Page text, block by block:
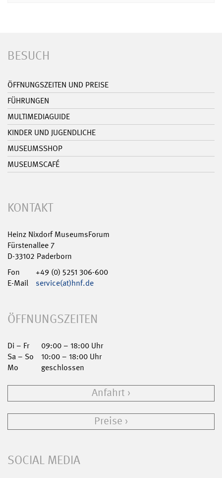
BESUCH
ÖFFNUNGSZEITEN UND PREISE
FÜHRUNGEN
MULTIMEDIAGUIDE
KINDER UND JUGENDLICHE
MUSEUMSSHOP
MUSEUMSCAFÉ
KONTAKT
Heinz Nixdorf MuseumsForum
Fürstenallee 7
D-33102 Paderborn
Fon
+49 (0) 5251 306-600
E-Mail
service(at)hnf.de
ÖFFNUNGSZEITEN
Di – Fr
09:00 – 18:00 Uhr
Sa – So
10:00 – 18:00 Uhr
Mo
geschlossen
Anfahrt
Preise
SOCIAL MEDIA